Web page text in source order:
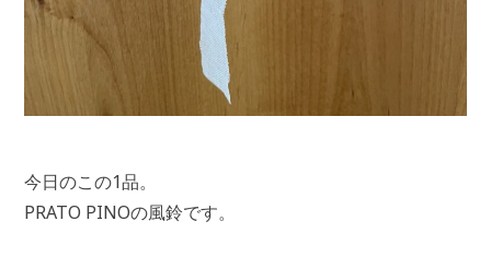
今日のこの1品。
PRATO PINOの風鈴です。